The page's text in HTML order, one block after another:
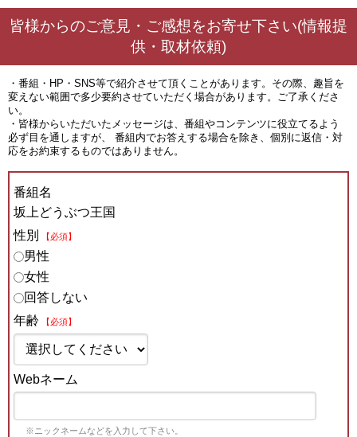
皆様からのご意見・ご感想をお寄せ下さい(情報提
供・取材依頼)
・番組・HP・SNS等で紹介させて頂くことがあります。その際、趣旨を
変えない範囲で多少要約させていただく場合があります。ご了承くださ
い。
・皆様からいただいたメッセージは、番組やコンテンツに役立てるよう
必ず目を通しますが、 番組内でお答えする場合を除き、個別に返信・対
応をお約束するものではありません。
番組名
坂上どうぶつ王国
性別
【必須】
男性
女性
回答しない
年齢
【必須】
Webネーム
※ニックネームなどを入力して下さい。